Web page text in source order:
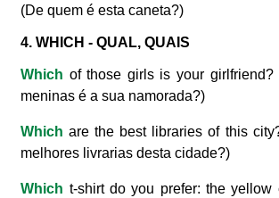
(De quem é esta caneta?)
4. WHICH - QUAL, QUAIS
Which of those girls is your girlfriend?
meninas é a sua namorada?)
Which are the best libraries of this
melhores livrarias desta cidade?)
Which t-shirt do you prefer: the